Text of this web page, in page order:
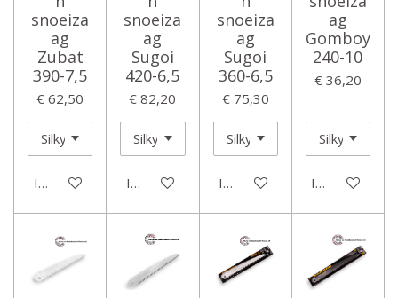
snoeiza
ag
Zubat
390-7,5
€ 62,50
In winkelwagen
snoeiza
ag
Sugoi
420-6,5
€ 82,20
In winkelwagen
snoeiza
ag
Sugoi
360-6,5
€ 75,30
In winkelwagen
ag
Gomboy
240-10
€ 36,20
In